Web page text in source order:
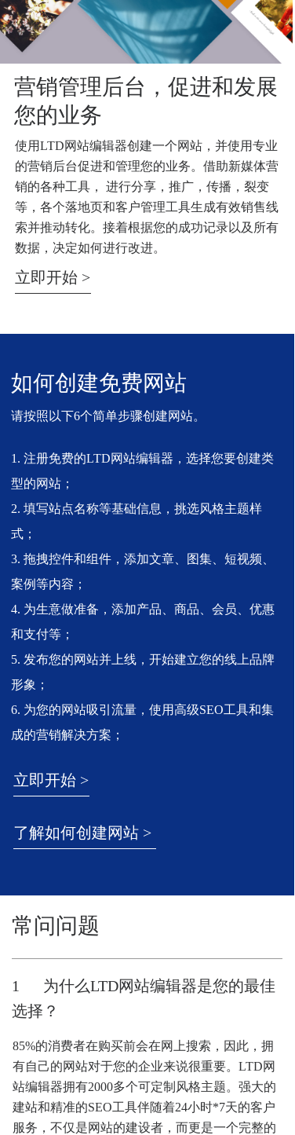
营销管理后台，促进和发展
您的业务
使用LTD网站编辑器创建一个网站，并使用专业
的营销后台促进和管理您的业务。借助新媒体营
销的各种工具， 进行分享，推广，传播，裂变
等，各个落地页和客户管理工具生成有效销售线
索并推动转化。接着根据您的成功记录以及所有
数据，决定如何进行改进。
立即开始 >
如何创建免费网站
请按照以下6个简单步骤创建网站。
立即开始 >
1. 注册免费的LTD网站编辑器，选择您要创建类
型的网站；
2. 填写站点名称等基础信息，挑选风格主题样
式；
3. 拖拽控件和组件，添加文章、图集、短视频、
案例等内容；
4. 为生意做准备，添加产品、商品、会员、优惠
和支付等；
5. 发布您的网站并上线，开始建立您的线上品牌
形象；
6. 为您的网站吸引流量，使用高级SEO工具和集
成的营销解决方案；
了解如何创建网站 >
常问问题
1      为什么LTD网站编辑器是您的最佳
选择？
85%的消费者在购买前会在网上搜索，因此，拥
有自己的网站对于您的企业来说很重要。LTD网
站编辑器拥有2000多个可定制风格主题。强大的
建站和精准的SEO工具伴随着24小时*7天的客户
服务，不仅是网站的建设者，而更是一个完整的